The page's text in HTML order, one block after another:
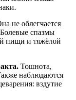
не облегчается
спазмы
пищи и тяжёлой
Тошнота,
наблюдаются
вздутие